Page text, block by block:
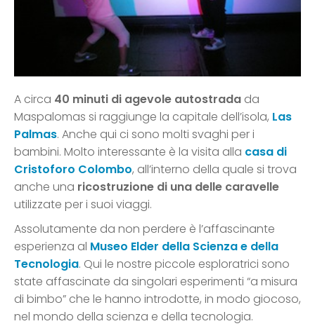
A circa 40 minuti di agevole autostrada da
Maspalomas si raggiunge la capitale dell’isola, Las
Palmas. Anche qui ci sono molti svaghi per i
bambini. Molto interessante è la visita alla casa di
Cristoforo Colombo, all’interno della quale si trova
anche una ricostruzione di una delle caravelle
utilizzate per i suoi viaggi.
Assolutamente da non perdere è l’affascinante
esperienza al Museo Elder della Scienza e della
Tecnologia. Qui le nostre piccole esploratrici sono
state affascinate da singolari esperimenti “a misura
di bimbo” che le hanno introdotte, in modo giocoso,
nel mondo della scienza e della tecnologia.